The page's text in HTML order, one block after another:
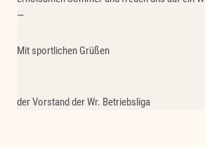
—
Mit sportlichen Grüßen
der Vorstand der Wr. Betriebsliga